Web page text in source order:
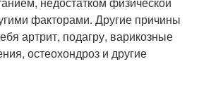
факторами. Другие причины
артрит, подагру, варикозные
остеохондроз и другие